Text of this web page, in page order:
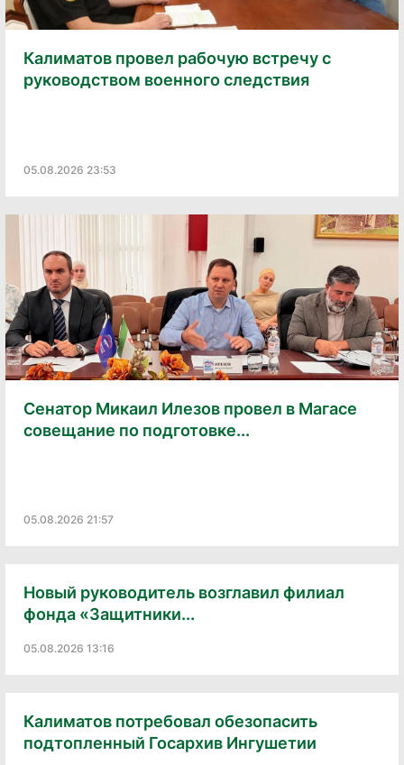
Калиматов провел рабочую встречу с
руководством военного следствия
05.08.2026 23:53
Сенатор Микаил Илезов провел в Магасе
совещание по подготовке...
05.08.2026 21:57
Новый руководитель возглавил филиал
фонда «Защитники...
05.08.2026 13:16
Калиматов потребовал обезопасить
подтопленный Госархив Ингушетии